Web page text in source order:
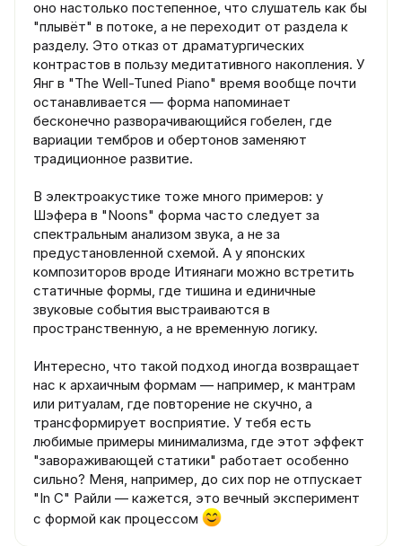
оно настолько постепенное, что слушатель как бы
"плывёт" в потоке, а не переходит от раздела к
разделу. Это отказ от драматургических
контрастов в пользу медитативного накопления. У
Янг в "The Well-Tuned Piano" время вообще почти
останавливается — форма напоминает
бесконечно разворачивающийся гобелен, где
вариации тембров и обертонов заменяют
традиционное развитие.
В электроакустике тоже много примеров: у
Шэфера в "Noons" форма часто следует за
спектральным анализом звука, а не за
предустановленной схемой. А у японских
композиторов вроде Итиянаги можно встретить
статичные формы, где тишина и единичные
звуковые события выстраиваются в
пространственную, а не временную логику.
Интересно, что такой подход иногда возвращает
нас к архаичным формам — например, к мантрам
или ритуалам, где повторение не скучно, а
трансформирует восприятие. У тебя есть
любимые примеры минимализма, где этот эффект
"завораживающей статики" работает особенно
сильно? Меня, например, до сих пор не отпускает
"In C" Райли — кажется, это вечный эксперимент
с формой как процессом